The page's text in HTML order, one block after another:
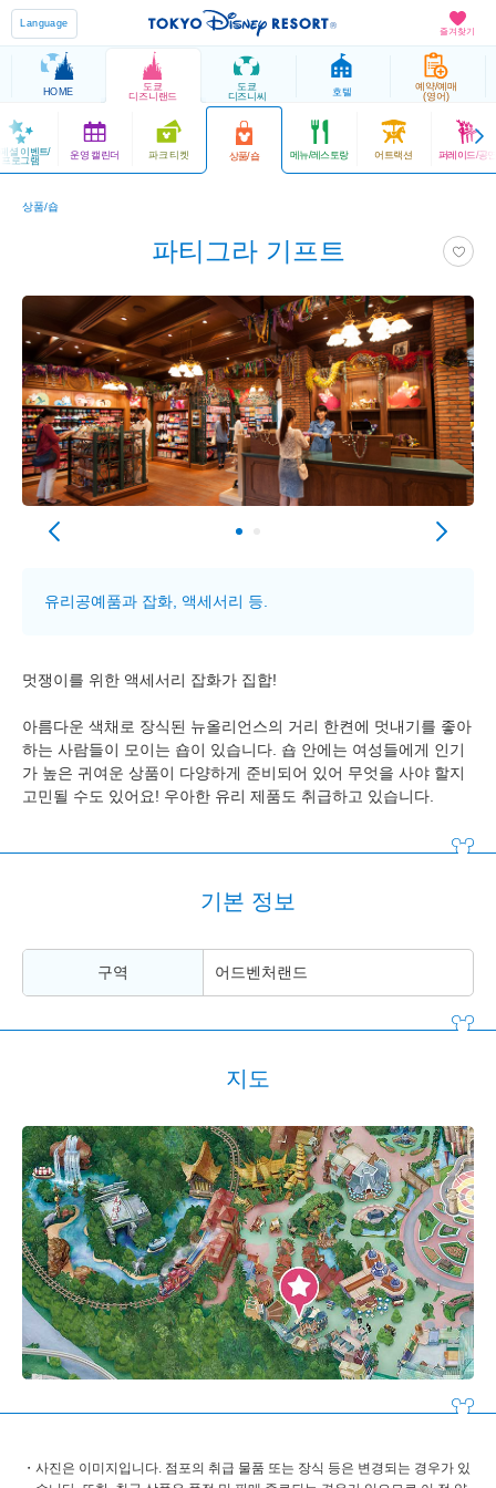
즐겨찾기
Language
HOME
도쿄
디즈니랜드
도쿄
디즈니씨
호텔
예약/예매
(영어)
셜 이벤트/
프로그램 운영 캘린더 파크 티켓 상품/숍 메뉴/레스토랑 어트랙션 퍼레이드/공연
상품/숍
파티그라 기프트
유리공예품과 잡화, 액세서리 등.
멋쟁이를 위한 액세서리 잡화가 집합!
아름다운 색채로 장식된 뉴올리언스의 거리 한켠에 멋내기를 좋아
하는 사람들이 모이는 숍이 있습니다. 숍 안에는 여성들에게 인기
가 높은 귀여운 상품이 다양하게 준비되어 있어 무엇을 사야 할지
고민될 수도 있어요! 우아한 유리 제품도 취급하고 있습니다.
기본 정보
구역 어드벤처랜드
지도
사진은 이미지입니다. 점포의 취급 물품 또는 장식 등은 변경되는 경우가 있